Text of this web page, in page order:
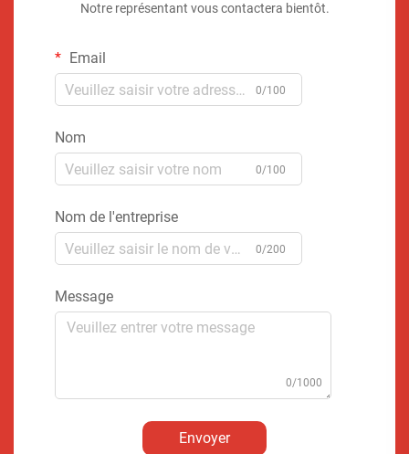
Notre représentant vous contactera bientôt.
Email
0/100
Nom
0/100
Nom de l'entreprise
0/200
Message
0/1000
Envoyer